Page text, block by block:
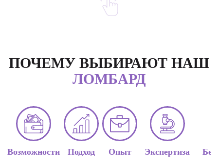
ПОЧЕМУ ВЫБИРАЮТ НАШ
ЛОМБАРД
Возможности Подход
Опыт
Экспертиза